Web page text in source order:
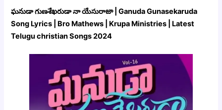
ఘనుడా గుణశేఖరుడా నా యేసురాజా | Ganuda Gunasekaruda
Song Lyrics | Bro Mathews | Krupa Ministries | Latest
Telugu christian Songs 2024